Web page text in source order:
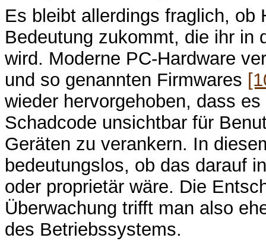
Es bleibt allerdings fraglich, ob
Bedeutung zukommt, die ihr in
wird. Moderne PC-Hardware
und so genannten Firmwares
wieder hervorgehoben, dass
Schadcode unsichtbar für
Geräten zu verankern. In
bedeutungslos, ob das darauf
oder proprietär wäre. Die
Überwachung trifft man also
des Betriebssystems.